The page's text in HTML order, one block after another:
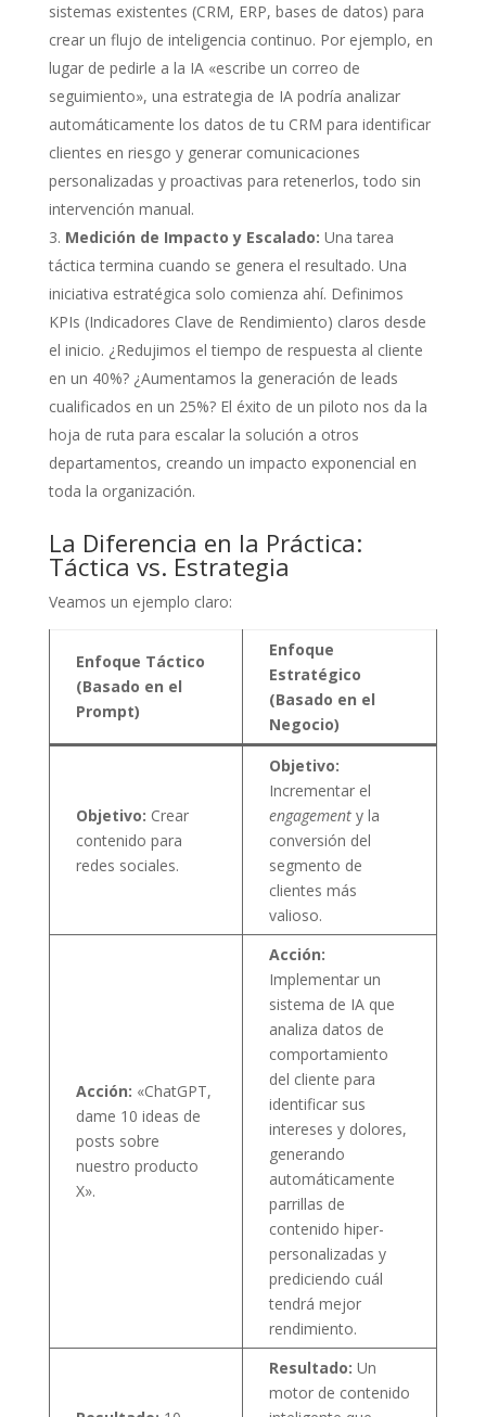
sistemas existentes (CRM, ERP, bases de datos) para
crear un flujo de inteligencia continuo. Por ejemplo, en
lugar de pedirle a la IA «escribe un correo de
seguimiento», una estrategia de IA podría analizar
automáticamente los datos de tu CRM para identificar
clientes en riesgo y generar comunicaciones
personalizadas y proactivas para retenerlos, todo sin
intervención manual.
Medición de Impacto y Escalado: Una tarea
táctica termina cuando se genera el resultado. Una
iniciativa estratégica solo comienza ahí. Definimos
KPIs (Indicadores Clave de Rendimiento) claros desde
el inicio. ¿Redujimos el tiempo de respuesta al cliente
en un 40%? ¿Aumentamos la generación de leads
cualificados en un 25%? El éxito de un piloto nos da la
hoja de ruta para escalar la solución a otros
departamentos, creando un impacto exponencial en
toda la organización.
La Diferencia en la Práctica:
Táctica vs. Estrategia
Veamos un ejemplo claro:
Enfoque Táctico
(Basado en el
Prompt)
Enfoque
Estratégico
(Basado en el
Negocio)
Objetivo: Crear
contenido para
redes sociales.
Objetivo:
Incrementar el
engagementy la
conversión del
segmento de
clientes más
valioso.
Acción: «ChatGPT,
dame 10 ideas de
posts sobre
nuestro producto
X».
Acción:
Implementar un
sistema de IA que
analiza datos de
comportamiento
del cliente para
identificar sus
intereses y dolores,
generando
automáticamente
parrillas de
contenido hiper-
personalizadas y
prediciendo cuál
tendrá mejor
rendimiento.
Resultado: Un
motor de contenido